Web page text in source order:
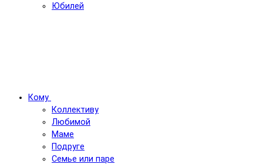
Юбилей
Кому
Коллективу
Любимой
Маме
Подруге
Семье или паре